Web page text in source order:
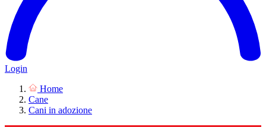
Login
Home
Cane
Cani in adozione